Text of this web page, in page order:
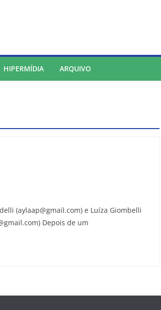
HIPERMÍDIA ARQUIVO
(aylaap@gmail.com) e Luíza Giombelli
Depois de um